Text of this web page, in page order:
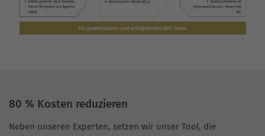
80 % Kosten reduzieren
Neben unseren Experten, setzen wir unser Tool, die